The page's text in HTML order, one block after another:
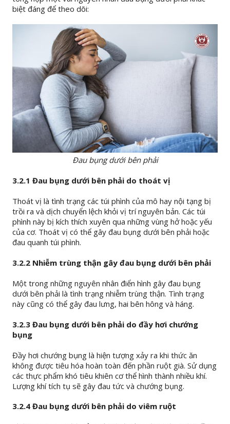
biệt đáng để theo dõi:
Đau bụng dưới bên phải
3.2.1 Đau bụng dưới bên phải do thoát vị
Thoát vị là tình trạng các túi phình của mô hay nội tạng bị
trồi ra và dịch chuyển lệch khỏi vị trí nguyên bản. Các túi
phình này bị kích thích xuyên qua những vùng hở hoặc yếu
của cơ. Thoát vị có thể gây đau bụng dưới bên phải hoặc
đau quanh túi phình.
3.2.2 Nhiễm trùng thận gây đau bụng dưới bên phải
Một trong những nguyên nhân điển hình gây đau bụng
dưới bên phải là tình trạng nhiễm trùng thận. Tình trạng
này cũng có thể gây đau lưng, hai bên hông và háng.
3.2.3 Đau bụng dưới bên phải do đầy hơi chướng
bụng
Đầy hơi chướng bụng là hiện tượng xảy ra khi thức ăn
không được tiêu hóa hoàn toàn đến phần ruột già. Sử dụng
các thực phẩm khó tiêu khiên cơ thể hình thành nhiều khí.
Lượng khí tích tụ sẽ gây đau tức và chướng bụng.
3.2.4 Đau bụng dưới bên phải do viêm ruột